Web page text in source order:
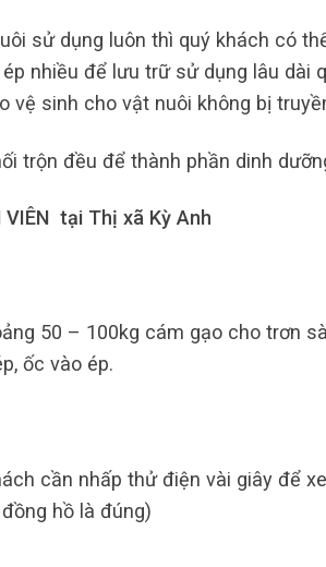
sử dụng luôn thì quý khách có
nhiều để lưu trữ sử dụng lâu dài
vệ sinh cho vật nuôi không bị
trộn đều để thành phần dinh
VIÊN tại Thị xã Kỳ Anh
50 – 100kg cám gạo cho trơn
ốc vào ép.
cần nhấp thử điện vài giây để
hồ là đúng)